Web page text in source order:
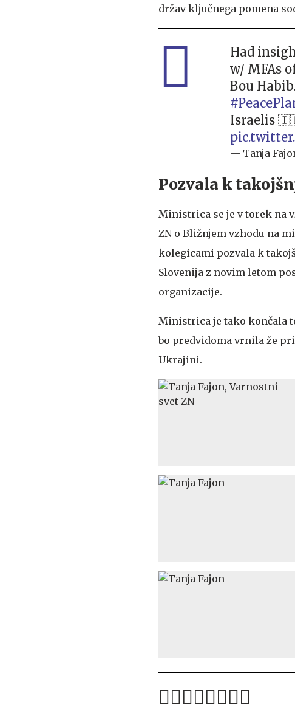
držav ključnega pomena
Had
w/ MFAs
Bou
Israelis
— Tanja
Pozvala k
Ministrica se je v torek na
ZN o Bližnjem vzhodu na
kolegicami pozvala k
Slovenija z novim letom
organizacije.
Ministrica je tako končala
bo predvidoma vrnila že
Ukrajini.